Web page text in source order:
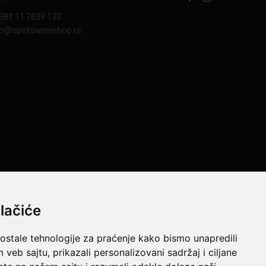
tehnologije za praćenje kako bismo unapredili
veb sajtu, prikazali personalizovani sadržaj i ciljane
11 7839 133
resurse da Vam svi artikli na ovom sajtu budu prikazani sa
u potpunosti ispravne.